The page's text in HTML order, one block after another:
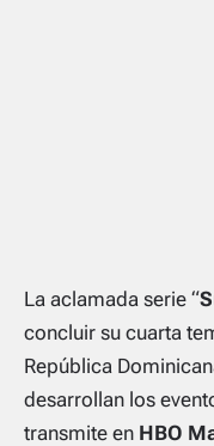
La aclamada serie “
concluir su cuarta
República
desarrollan los
transmite en HBO